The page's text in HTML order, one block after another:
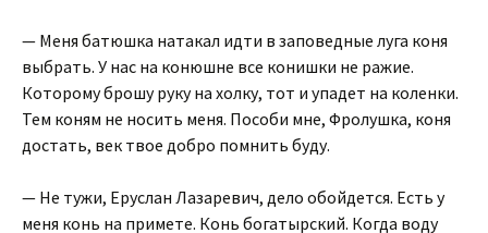
— Меня батюшка натакал идти в заповедные луга коня
выбрать. У нас на конюшне все конишки не ражие.
Которому брошу руку на холку, тот и упадет на коленки.
Тем коням не носить меня. Пособи мне, Фролушка, коня
достать, век твое добро помнить буду.
— Не тужи, Еруслан Лазаревич, дело обойдется. Есть у
меня конь на примете. Конь богатырский. Когда воду